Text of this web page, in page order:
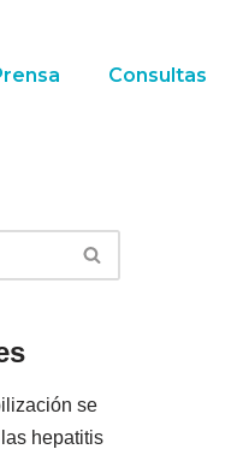
Consultas
se
hepatitis